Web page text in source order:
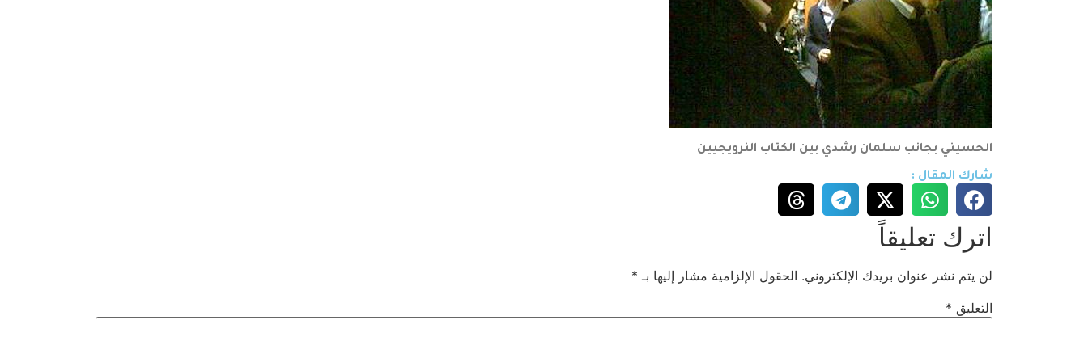
الحسيني بجانب سلمان رشدي بين الكتاب النرويجيين
شارك المقال :
اترك تعليقاً
لن يتم نشر عنوان بريدك الإلكتروني. الحقول الإلزامية مشار إليها بـ *
التعليق *